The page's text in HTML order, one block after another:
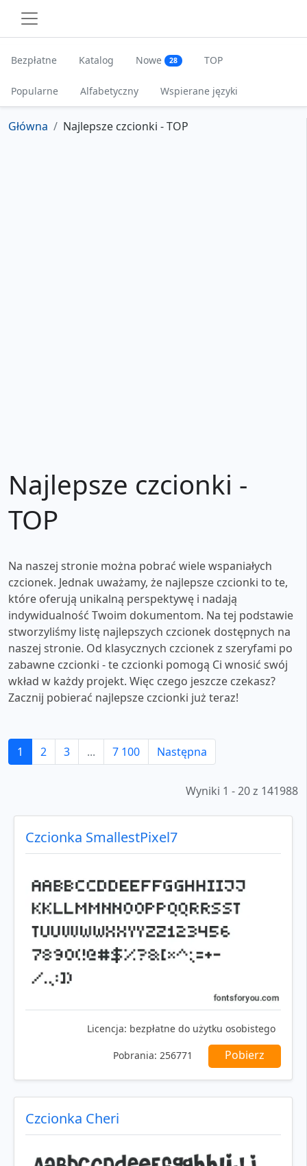
Bezpłatne Katalog Nowe 28 TOP
Popularne Alfabetyczny Wspierane języki
Główna Najlepsze czcionki - TOP
Najlepsze czcionki -
TOP
Na naszej stronie można pobrać wiele wspaniałych
czcionek. Jednak uważamy, że najlepsze czcionki to te,
które oferują unikalną perspektywę i nadają
indywidualność Twoim dokumentom. Na tej podstawie
stworzyliśmy listę najlepszych czcionek dostępnych na
naszej stronie. Od klasycznych czcionek z szeryfami po
zabawne czcionki - te czcionki pomogą Ci wnosić swój
wkład w każdy projekt. Więc czego jeszcze czekasz?
Zacznij pobierać najlepsze czcionki już teraz!
1 2 3 ... 7 100 Następna
Wyniki 1 - 20 z 141988
Czcionka SmallestPixel7
Licencja: bezpłatne do użytku osobistego
Pobrania: 256771 Pobierz
Czcionka Cheri